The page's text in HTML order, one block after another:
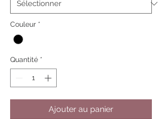
Couleur *
Quantité *
Ajouter au panier